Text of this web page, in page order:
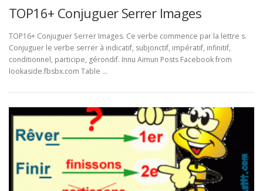
TOP16+ Conjuguer Serrer Images
TOP16+ Conjuguer Serrer Images. Ce verbe commence par la lettre s.
Conjuguer le verbe serrer à indicatif, subjonctif, impératif, infinitif,
conditionnel, participe, gérondif. Innu Aimun Posts Facebook from
lookaside.fbsbx.com Table …